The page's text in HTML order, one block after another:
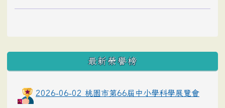
最新榮譽榜
2026-06-02 桃園市第66屆中小學科學展覽會